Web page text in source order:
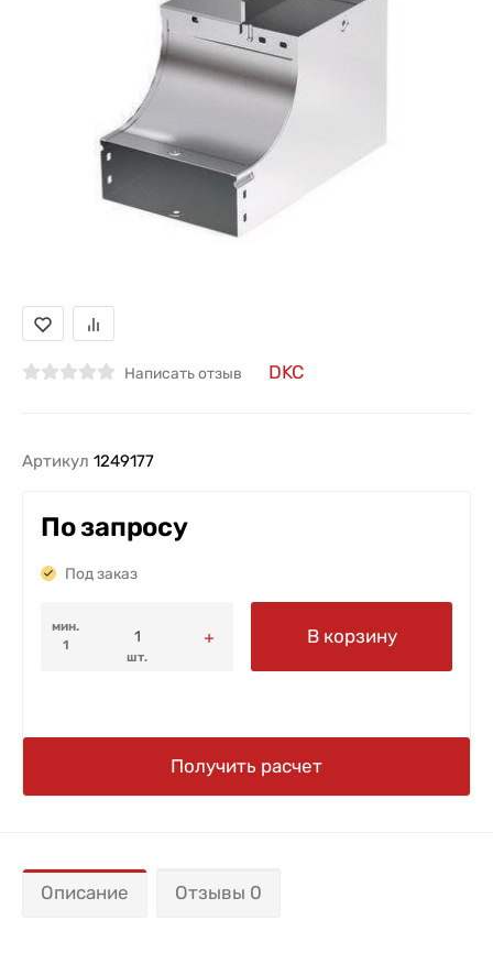
Написать отзыв DKC
Артикул 1249177
По запросу
Под заказ
мин.
1
шт.
В корзину
Получить расчет
Описание Отзывы 0